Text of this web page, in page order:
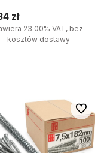
zł
23.00% VAT, bez
kosztów dostawy
Do